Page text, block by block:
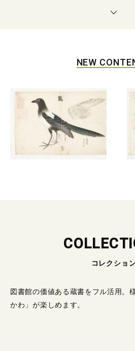
NEW
コレクショ
図書館の価値ある蔵書をフル活用。
かわ」が楽しめます。